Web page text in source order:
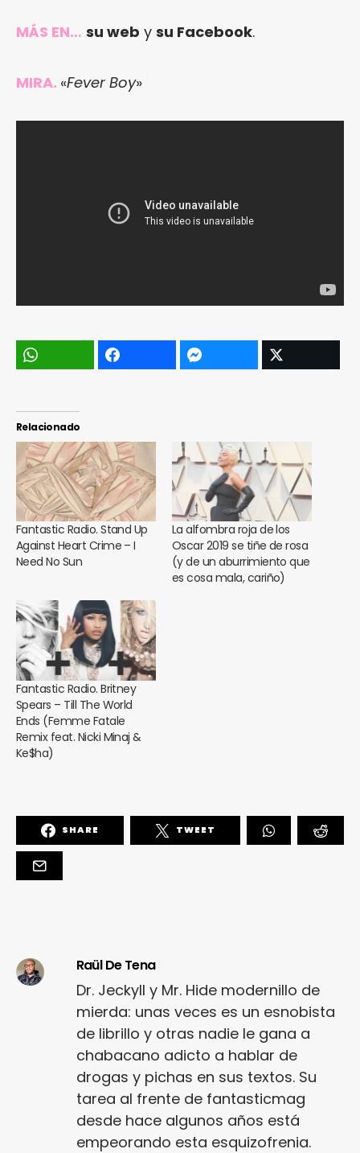
MÁS EN… su web y su Facebook.
MIRA. «Fever Boy»
Relacionado
Fantastic Radio. Stand Up
Against Heart Crime – I
Need No Sun
La alfombra roja de los
Oscar 2019 se tiñe de rosa
(y de un aburrimiento que
es cosa mala, cariño)
Fantastic Radio. Britney
Spears – Till The World
Ends (Femme Fatale
Remix feat. Nicki Minaj &
Ke$ha)
SHARE TWEET
Raül De Tena
Dr. Jeckyll y Mr. Hide modernillo de
mierda: unas veces es un esnobista
de librillo y otras nadie le gana a
chabacano adicto a hablar de
drogas y pichas en sus textos. Su
tarea al frente de fantasticmag
desde hace algunos años está
empeorando esta esquizofrenia.